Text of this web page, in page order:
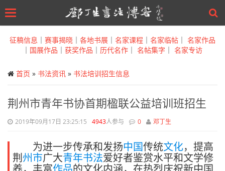
to
Toggle
征稿信息 ｜ 赛事揭晓 ｜ 各地书展 ｜ 名家课程 ｜ 名家临帖 ｜ 名家作品
｜ 国展作品 ｜ 获奖作品 ｜ 历代名作 ｜ 名帖集字 ｜ 名家专访
首页 » 书法资讯 » 书法培训招生信息
荆州市青年书协首期楹联公益培训班招生
2019年09月17日 23:25:15 4943人参与 0 邓丁生
为进一步传承和发扬中国传统文化，提高
荆州市广大青年书法爱好者鉴赏水平和文学修